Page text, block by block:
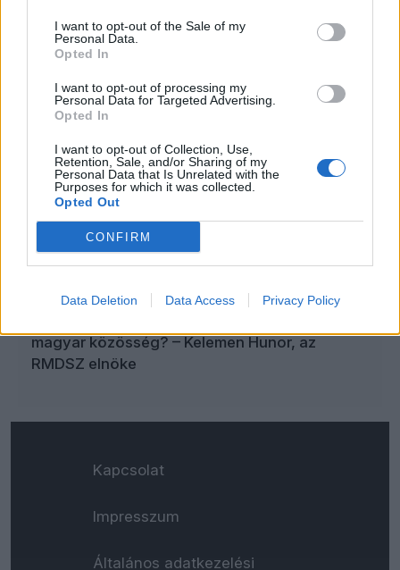
I want to opt-out of the Sale of my
Personal Data.
Opted In
I want to opt-out of processing my
Personal Data for Targeted Advertising.
Opted In
I want to opt-out of Collection, Use,
Retention, Sale, and/or Sharing of my
Personal Data that Is Unrelated with the
Purposes for which it was collected.
Opted Out
CONFIRM
Data Deletion Data Access Privacy Policy
Orbán Viktor tihanyi beszédéről, az
elnökválasztás győztese, Nicușor Dan
kormánykoalíció felállásáról is beszélt az
RMDSZ elnöke az Öt Youtube-csatornáján a
Ring Gavra Gáborral című műsorban.
Orbán Viktor tihanyi beszéde „zavart okozott”
– kitálalt az RMDSZ elnöke
magyar közösség? – Kelemen Hunor, az
RMDSZ elnöke
Kapcsolat
Impresszum
Általános adatkezelési